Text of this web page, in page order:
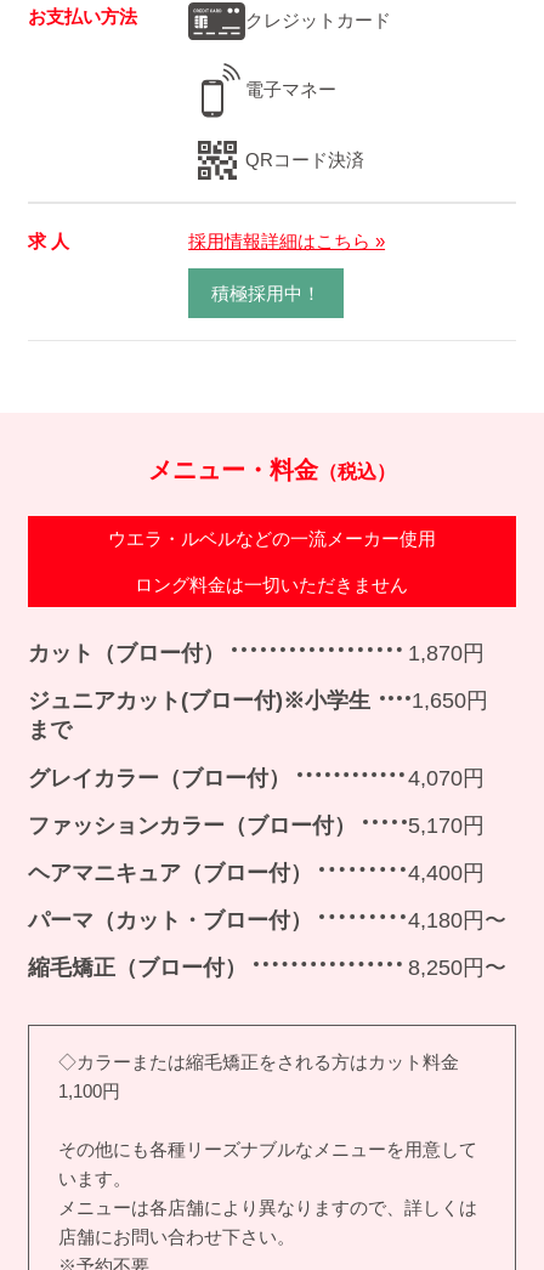
お支払い方法 クレジットカード
電子マネー
QRコード決済
求 人 採用情報詳細はこちら »
積極採用中！
メニュー・料金（税込）
ウエラ・ルベルなどの一流メーカー使用
ロング料金は一切いただきません
カット（ブロー付）
1,870円
ジュニアカット(ブロー付)※小学生
まで
1,650円
グレイカラー（ブロー付）
4,070円
ファッションカラー（ブロー付）
5,170円
ヘアマニキュア（ブロー付）
4,400円
パーマ（カット・ブロー付）
4,180円〜
縮毛矯正（ブロー付）
8,250円〜
◇カラーまたは縮毛矯正をされる方はカット料金
1,100円
その他にも各種リーズナブルなメニューを用意して
います。
メニューは各店舗により異なりますので、詳しくは
店舗にお問い合わせ下さい。
※予約不要。